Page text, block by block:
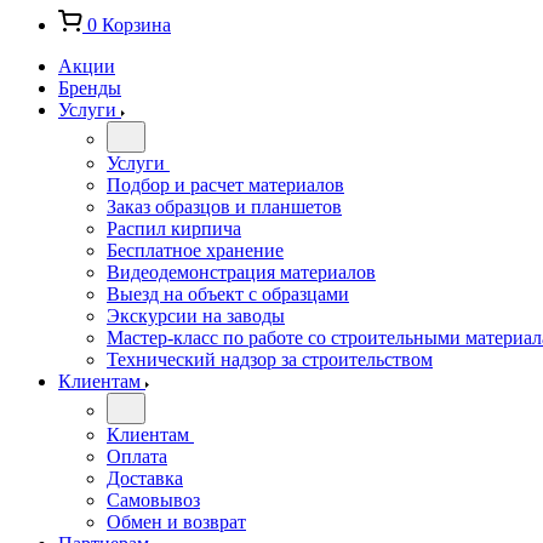
0 Корзина
Акции
Бренды
Услуги
Услуги
Подбор и расчет материалов
Заказ образцов и планшетов
Распил кирпича
Бесплатное хранение
Видеодемонстрация материалов
Выезд на объект с образцами
Экскурсии на заводы
Мастер-класс по работе со строительными
Технический надзор за строительством
Клиентам
Клиентам
Оплата
Доставка
Самовывоз
Обмен и возврат